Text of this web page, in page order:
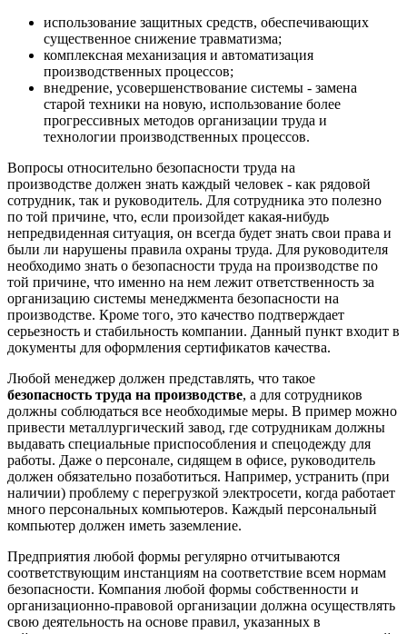
использование защитных средств, обеспечивающих
существенное снижение травматизма;
комплексная механизация и автоматизация
производственных процессов;
внедрение, усовершенствование системы - замена
старой техники на новую, использование более
прогрессивных методов организации труда и
технологии производственных процессов.
Вопросы относительно безопасности труда на
производстве должен знать каждый человек - как рядовой
сотрудник, так и руководитель. Для сотрудника это полезно
по той причине, что, если произойдет какая-нибудь
непредвиденная ситуация, он всегда будет знать свои права и
были ли нарушены правила охраны труда. Для руководителя
необходимо знать о безопасности труда на производстве по
той причине, что именно на нем лежит ответственность за
организацию системы менеджмента безопасности на
производстве. Кроме того, это качество подтверждает
серьезность и стабильность компании. Данный пункт входит в
документы для оформления сертификатов качества.
Любой менеджер должен представлять, что такое
безопасность труда на производстве, а для сотрудников
должны соблюдаться все необходимые меры. В пример можно
привести металлургический завод, где сотрудникам должны
выдавать специальные приспособления и спецодежду для
работы. Даже о персонале, сидящем в офисе, руководитель
должен обязательно позаботиться. Например, устранить (при
наличии) проблему с перегрузкой электросети, когда работает
много персональных компьютеров. Каждый персональный
компьютер должен иметь заземление.
Предприятия любой формы регулярно отчитываются
соответствующим инстанциям на соответствие всем нормам
безопасности. Компания любой формы собственности и
организационно-правовой организации должна осуществлять
свою деятельность на основе правил, указанных в